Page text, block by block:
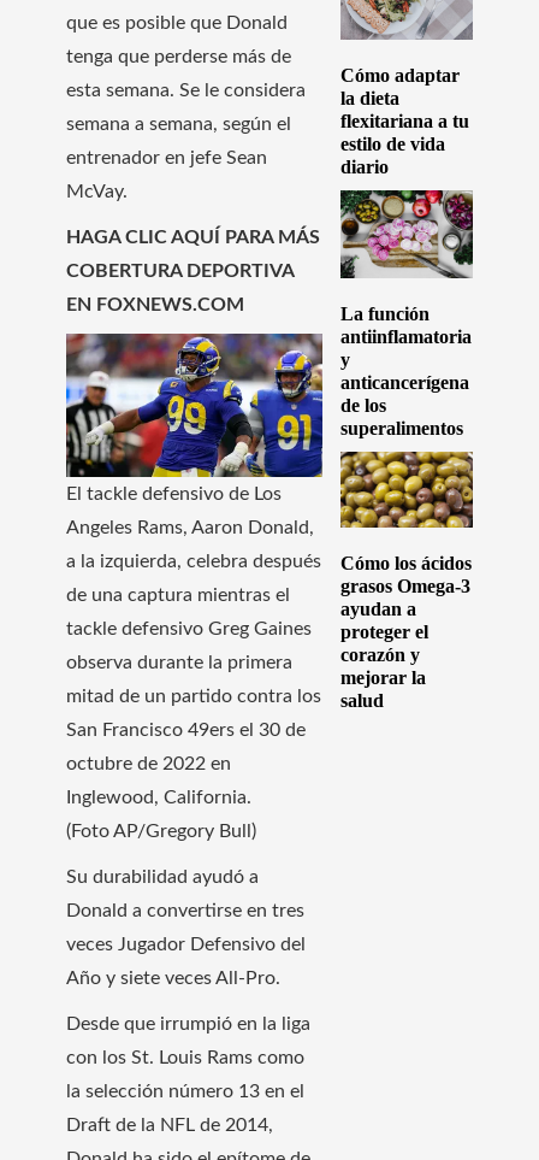
que es posible que Donald
tenga que perderse más de
esta semana. Se le considera
semana a semana, según el
entrenador en jefe Sean
McVay.
HAGA CLIC AQUÍ PARA MÁS
COBERTURA DEPORTIVA
EN FOXNEWS.COM
El tackle defensivo de Los
Angeles Rams, Aaron Donald,
a la izquierda, celebra después
de una captura mientras el
tackle defensivo Greg Gaines
observa durante la primera
mitad de un partido contra los
San Francisco 49ers el 30 de
octubre de 2022 en
Inglewood, California.
(Foto AP/Gregory Bull)
Su durabilidad ayudó a
Donald a convertirse en tres
veces Jugador Defensivo del
Año y siete veces All-Pro.
Desde que irrumpió en la liga
con los St. Louis Rams como
la selección número 13 en el
Draft de la NFL de 2014,
Cómo adaptar
la dieta
flexitariana a tu
estilo de vida
diario
La función
antiinflamatoria
y
anticancerígena
de los
superalimentos
Cómo los ácidos
grasos Omega-3
ayudan a
proteger el
corazón y
mejorar la
salud